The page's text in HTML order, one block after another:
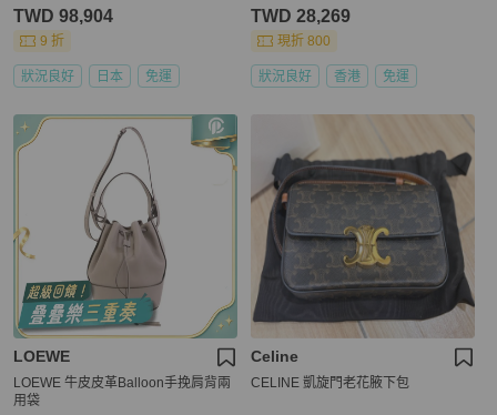
TWD 98,904
9 折
狀況良好 日本 免運
TWD 28,269
現折 800
狀況良好 香港 免運
LOEWE
LOEWE 牛皮皮革Balloon手挽肩背兩
用袋
Celine
CELINE 凱旋門老花腋下包